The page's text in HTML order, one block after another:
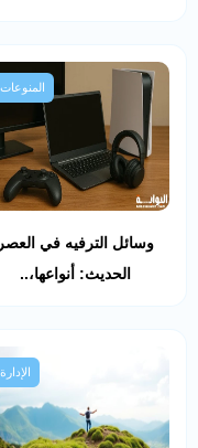
المنوعات
وسائل الترفيه في العصر
الحديث: أنواعها،..
الإدارة